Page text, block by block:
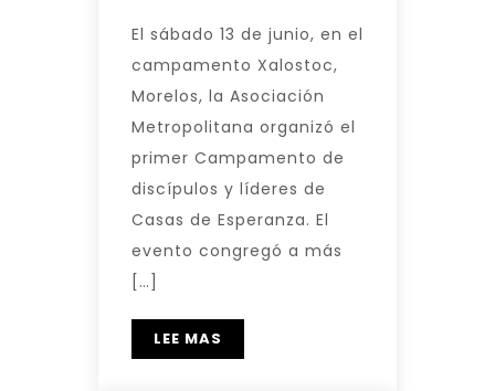
El sábado 13 de junio, en el
campamento Xalostoc,
Morelos, la Asociación
Metropolitana organizó el
primer Campamento de
discípulos y líderes de
Casas de Esperanza. El
evento congregó a más
[…]
LEE MAS